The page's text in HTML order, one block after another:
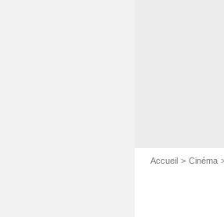
Accueil Cinéma